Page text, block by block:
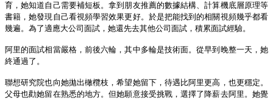
育，她知道自己需要補短板。拿到朋友推薦的數據結構、計算機底層原理等
書籍 ，她發現自己看視頻學習效果更好。 於是把能找到的相關視頻幾乎都看
幾遍。為了適應大公司面試，她還先去其他公司面試，積累面試經驗。
阿里的面試相當嚴格，前後六輪，其中多輪是技術面。從早到晚整一天， 她
終通過了。
聯想研究院也向她拋出橄欖枝，希望她留下，待遇比阿里更高，也更穩定。
父母也勸她留在熟悉的地方。但她願意接受挑戰，選擇了 降薪去阿里。她覺